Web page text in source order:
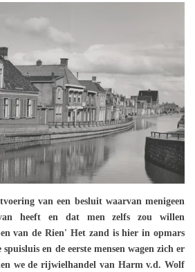
van een besluit waarvan menigeen
heeft en dat men zelfs zou willen
van de Rien' Het zand is hier in opmars
en de eerste mensen wagen zich er
we de rijwielhandel van Harm v.d. Wolf